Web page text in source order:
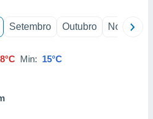
Setembro Outubro Novembro
Min: 15°C